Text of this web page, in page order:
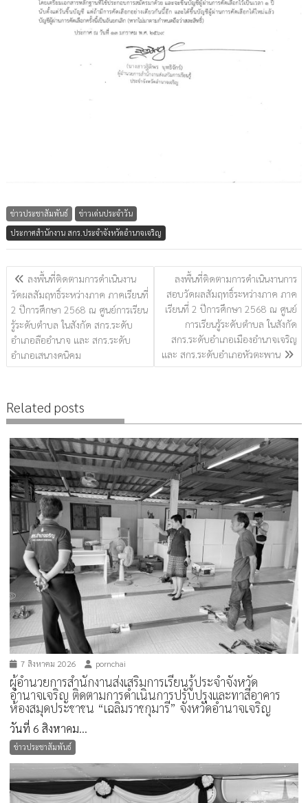
ข่าวประชาสัมพันธ์
ข่าวเด่นประจำวัน
ประกาศสำนักงาน สกร.ประจำจังหวัดอำนาจเจริญ
แนะแนว
เรื่อง
ลงพื้นที่ติดตามการดำเนินงาน
วัดผลสัมฤทธิ์ระหว่างภาค ภาคเรียนที่
2 ปีการศึกษา 2568 ณ ศูนย์การเรียน
รู้ระดับตำบล ในสังกัด สกร.ระดับ
อำเภอลืออำนาจ และ สกร.ระดับ
อำเภอเสนางคนิคม
ลงพื้นที่ติดตามการดำเนินงานการ
สอบวัดผลสัมฤทธิ์ระหว่างภาค ภาค
เรียนที่ 2 ปีการศึกษา 2568 ณ ศูนย์
การเรียนรู้ระดับตำบล ในสังกัด
สกร.ระดับอำเภอเมืองอำนาจเจริญ
และ สกร.ระดับอำเภอหัวตะพาน
Related posts
7 สิงหาคม 2026 pornchai
ผู้อำนวยการสำนักงานส่งเสริมการเรียนรู้ประจำจังหวัด
อำนาจเจริญ ติดตามการดำเนินการปรับปรุงและทาสีอาคาร
ห้องสมุดประชาชน “เฉลิมราชกุมารี” จังหวัดอำนาจเจริญ
วันที่ 6 สิงหาคม...
ข่าวประชาสัมพันธ์